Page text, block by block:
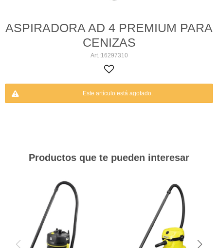
ASPIRADORA AD 4 PREMIUM PARA
CENIZAS
16297310
Este artículo está agotado.
Productos que te pueden interesar